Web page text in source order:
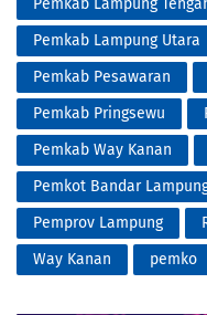
Pemkab Lampung
Pemkab Lampung Utara
Pemkab Pesawaran
Pemkab Pringsewu
Pemkab Way Kanan
Pemkot Bandar
Pemprov Lampung
Way Kanan
pemko